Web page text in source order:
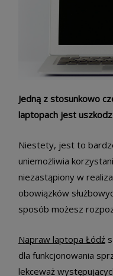
Jedną z stosunkowo
laptopach jest
Niestety, jest to
uniemożliwia
niezastąpiony w
obowiązków
sposób możesz
Napraw laptopa Łódź
dla funkcjonowania
lekceważ